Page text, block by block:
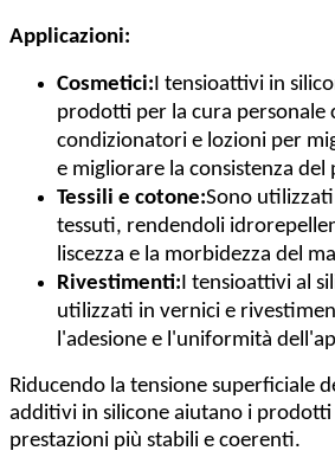
Applicazioni:
Cosmetici:I tensioattivi in
prodotti per la cura personale
condizionatori e lozioni per
e migliorare la consistenza
Tessili e cotone:Sono
tessuti, rendendoli
liscezza e la morbidezza del
Rivestimenti:I tensioattivi al
utilizzati in vernici e
l'adesione e l'uniformità
Riducendo la tensione superficiale
additivi in silicone aiutano i
prestazioni più stabili e coerenti.